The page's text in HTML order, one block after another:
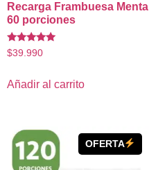
Recarga Frambuesa Menta
60 porciones
Valorado
con
de 5
$39.990
Añadir al carrito
OFERTA